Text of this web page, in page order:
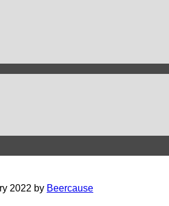
2022 by Beercause